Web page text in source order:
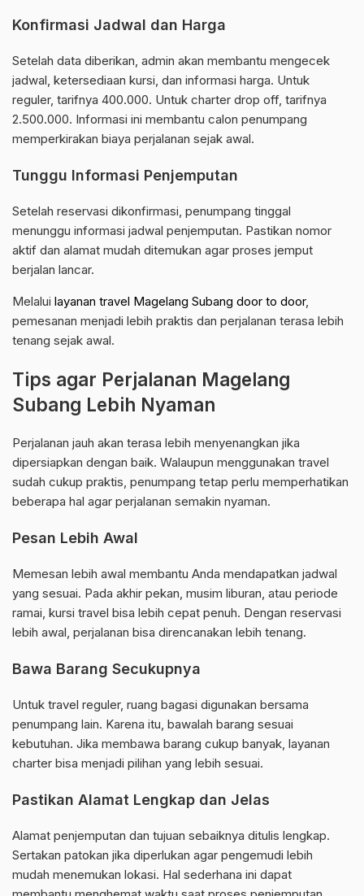
Konfirmasi Jadwal dan Harga
Setelah data diberikan, admin akan membantu mengecek
jadwal, ketersediaan kursi, dan informasi harga. Untuk
reguler, tarifnya 400.000. Untuk charter drop off, tarifnya
2.500.000. Informasi ini membantu calon penumpang
memperkirakan biaya perjalanan sejak awal.
Tunggu Informasi Penjemputan
Setelah reservasi dikonfirmasi, penumpang tinggal
menunggu informasi jadwal penjemputan. Pastikan nomor
aktif dan alamat mudah ditemukan agar proses jemput
berjalan lancar.
Melalui layanan travel Magelang Subang door to door,
pemesanan menjadi lebih praktis dan perjalanan terasa lebih
tenang sejak awal.
Tips agar Perjalanan Magelang
Subang Lebih Nyaman
Perjalanan jauh akan terasa lebih menyenangkan jika
dipersiapkan dengan baik. Walaupun menggunakan travel
sudah cukup praktis, penumpang tetap perlu memperhatikan
beberapa hal agar perjalanan semakin nyaman.
Pesan Lebih Awal
Memesan lebih awal membantu Anda mendapatkan jadwal
yang sesuai. Pada akhir pekan, musim liburan, atau periode
ramai, kursi travel bisa lebih cepat penuh. Dengan reservasi
lebih awal, perjalanan bisa direncanakan lebih tenang.
Bawa Barang Secukupnya
Untuk travel reguler, ruang bagasi digunakan bersama
penumpang lain. Karena itu, bawalah barang sesuai
kebutuhan. Jika membawa barang cukup banyak, layanan
charter bisa menjadi pilihan yang lebih sesuai.
Pastikan Alamat Lengkap dan Jelas
Alamat penjemputan dan tujuan sebaiknya ditulis lengkap.
Sertakan patokan jika diperlukan agar pengemudi lebih
mudah menemukan lokasi. Hal sederhana ini dapat